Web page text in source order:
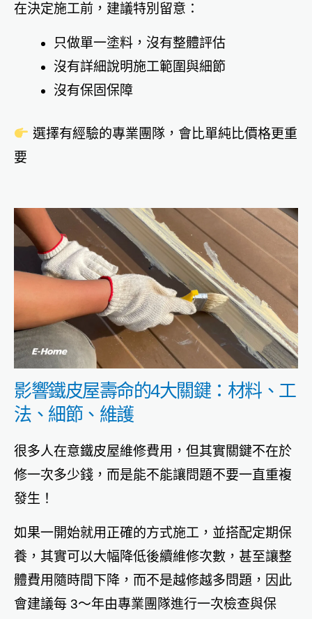
在決定施工前，建議特別留意：
只做單一塗料，沒有整體評估
沒有詳細說明施工範圍與細節
沒有保固保障
選擇有經驗的專業團隊，會比單純比價格更重
要
影響鐵皮屋壽命的4大關鍵：材料、工
法、細節、維護
很多人在意鐵皮屋維修費用，但其實關鍵不在於
修一次多少錢，而是能不能讓問題不要一直重複
發生！
如果一開始就用正確的方式施工，並搭配定期保
養，其實可以大幅降低後續維修次數，甚至讓整
體費用隨時間下降，而不是越修越多問題，因此
會建議每 3～年由專業團隊進行一次檢查與保